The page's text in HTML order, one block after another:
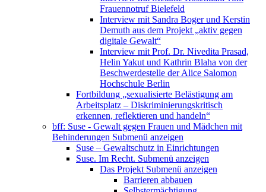
Frauennotruf Bielefeld
Interview mit Sandra Boger und Kerstin
Demuth aus dem Projekt „aktiv gegen
digitale Gewalt“
Interview mit Prof. Dr. Nivedita Prasad,
Helin Yakut und Kathrin Blaha von der
Beschwerdestelle der Alice Salomon
Hochschule Berlin
Fortbildung „sexualisierte Belästigung am
Arbeitsplatz – Diskriminierungskritisch
erkennen, reflektieren und handeln“
bff: Suse - Gewalt gegen Frauen und Mädchen mit
Behinderungen Submenü anzeigen
Suse – Gewaltschutz in Einrichtungen
Suse. Im Recht. Submenü anzeigen
Das Projekt Submenü anzeigen
Barrieren abbauen